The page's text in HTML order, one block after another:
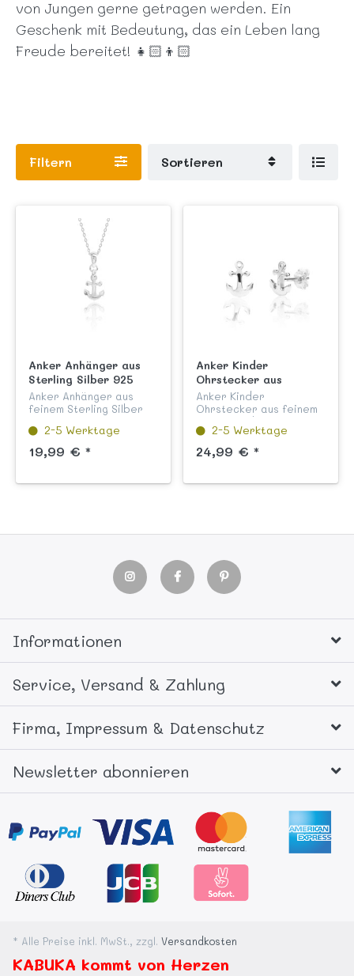
von Jungen gerne getragen werden. Ein
Geschenk mit Bedeutung, das ein Leben lang
Freude bereitet! 👧🏻👦🏻
Filtern Sortieren
Anker Anhänger aus
Sterling Silber 925
Anker Anhänger aus
feinem Sterling Silber
anlaufgeschützt und
garantiert nickelfrei
aus unserer KABUKA
Kollektion "Glücks...
2-5 Werktage
19,99 € *
Anker Kinder
Ohrstecker aus
Sterling Silber 925 mit
Steckverschluss
Anker Kinder
Ohrstecker aus feinem
Sterling Silber 925
hochglanzpoliert und
anlaufgeschützt aus
unserer KABUKA
Kollektion "Glücks- und
2-5 Werktage
24,99 € *
Informationen
Service, Versand & Zahlung
Firma, Impressum & Datenschutz
Newsletter abonnieren
* Alle Preise inkl. MwSt., zzgl. Versandkosten
KABUKA kommt von Herzen